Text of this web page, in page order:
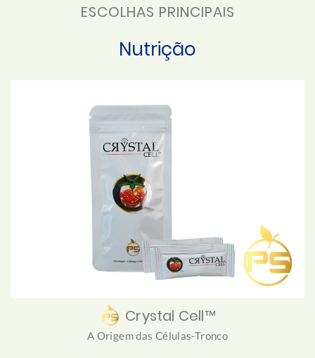
ESCOLHAS PRINCIPAIS
Nutrição
Crystal Cell™
A Origem das Células-Tronco